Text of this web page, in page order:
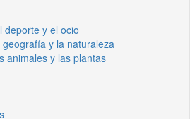
deporte y el ocio
y la naturaleza
animales y las plantas